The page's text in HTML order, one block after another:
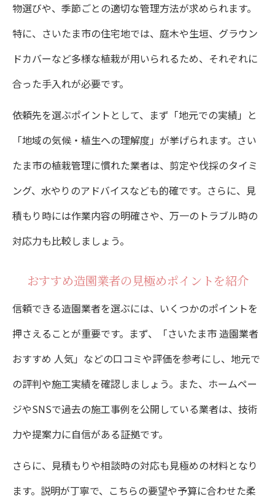
草刈りや庭手入れで差がつく日常メンテナ
ンス
植栽の剪定や伐採を依頼する際の注意点
信頼される業者の見積もりチェック方法
剪定や伐採の適切なタイミングと目安
草刈りや庭手入れも含めた賢い比較方法
草刈りや剪定の見積もりを取る際の注意点
庭手入れ業者選定で失敗しないポイント
埼玉県で植栽管理を長く続けるコツ
物選びや、季節ごとの適切な管理方法が求められます。
特に、さいたま市の住宅地では、庭木や生垣、グラウン
ドカバーなど多様な植栽が用いられるため、それぞれに
合った手入れが必要です。
依頼先を選ぶポイントとして、まず「地元での実績」と
「地域の気候・植生への理解度」が挙げられます。さい
たま市の植栽管理に慣れた業者は、剪定や伐採のタイミ
ング、水やりのアドバイスなども的確です。さらに、見
積もり時には作業内容の明確さや、万一のトラブル時の
対応力も比較しましょう。
おすすめ造園業者の見極めポイントを紹介
信頼できる造園業者を選ぶには、いくつかのポイントを
押さえることが重要です。まず、「さいたま市 造園業者
おすすめ 人気」などの口コミや評価を参考にし、地元で
の評判や施工実績を確認しましょう。また、ホームペー
ジやSNSで過去の施工事例を公開している業者は、技術
力や提案力に自信がある証拠です。
さらに、見積もりや相談時の対応も見極めの材料となり
ます。説明が丁寧で、こちらの要望や予算に合わせた柔